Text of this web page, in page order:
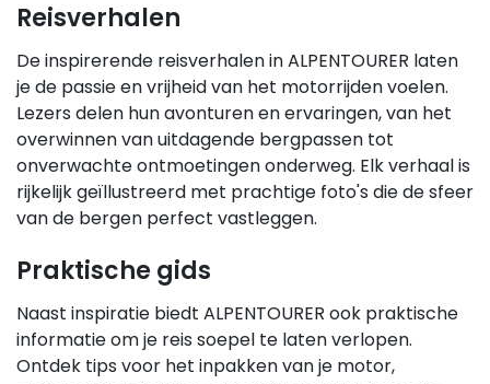
Reisverhalen
De inspirerende reisverhalen in ALPENTOURER laten
je de passie en vrijheid van het motorrijden voelen.
Lezers delen hun avonturen en ervaringen, van het
overwinnen van uitdagende bergpassen tot
onverwachte ontmoetingen onderweg. Elk verhaal is
rijkelijk geïllustreerd met prachtige foto's die de sfeer
van de bergen perfect vastleggen.
Praktische gids
Naast inspiratie biedt ALPENTOURER ook praktische
informatie om je reis soepel te laten verlopen.
Ontdek tips voor het inpakken van je motor,